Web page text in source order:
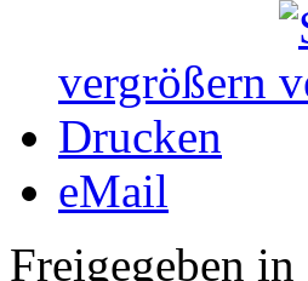
vergrößern
Drucken
eMail
Freigegeben in